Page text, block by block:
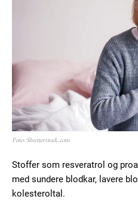
Foto: Shutterstock.com
Stoffer som resveratrol og
med sundere blodkar, lavere
kolesteroltal.